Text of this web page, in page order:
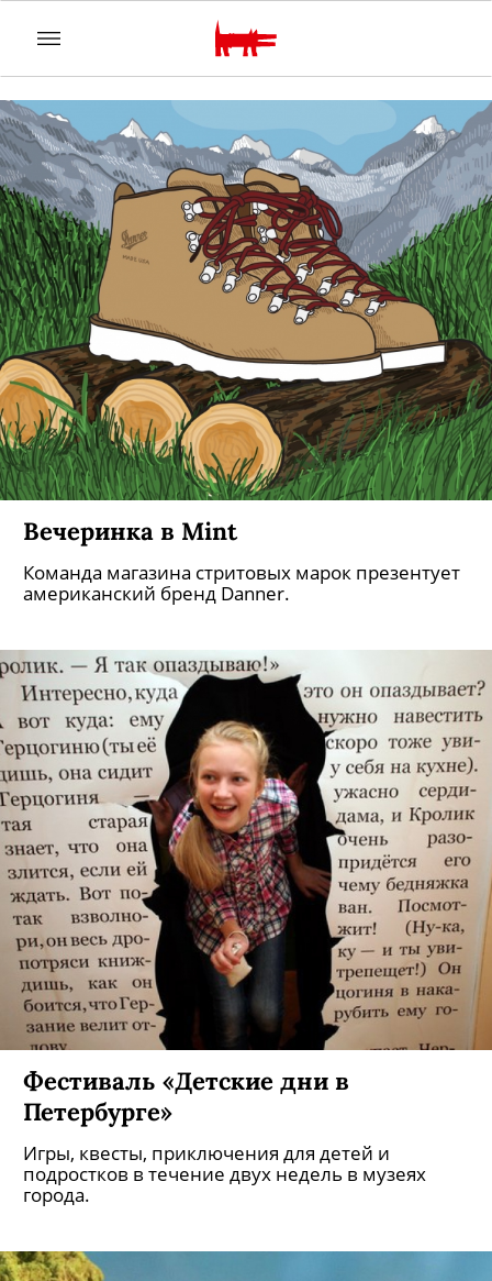
Вечеринка в Mint
Команда магазина стритовых марок презентует
американский бренд Danner.
Фестиваль «Детские дни в
Петербурге»
Игры, квесты, приключения для детей и
подростков в течение двух недель в музеях
города.